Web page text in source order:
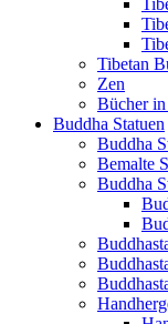
Tibetan
Zen
Bücher
Buddha Statuen
Buddha
Bemalte
Buddha